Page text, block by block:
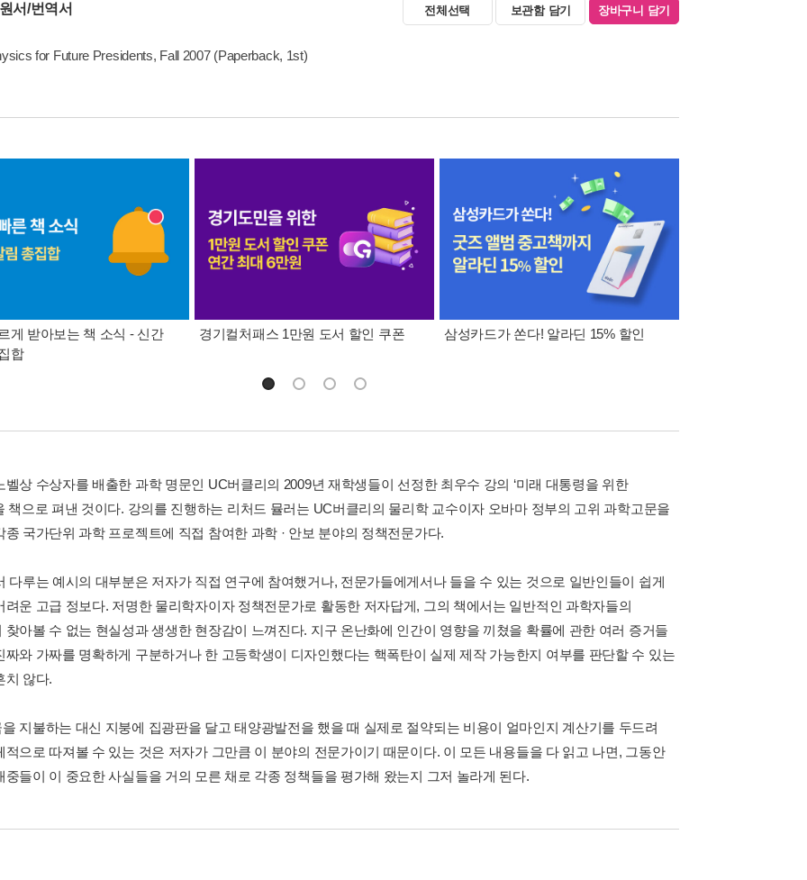
서/번역서 전체선택 보관함 담기 장바구니 담기
for Future Presidents, Fall 2007 (Paperback, 1st)
게 받아보는 책 소식 - 신간
합
경기컬처패스 1만원 도서 할인 쿠폰 삼성카드가 쏜다! 알라딘 15% 할인
벨상 수상자를 배출한 과학 명문인 UC버클리의 2009년 재학생들이 선정한 최우수 강의 ‘미래 대통령을 위한
책으로 펴낸 것이다. 강의를 진행하는 리처드 뮬러는 UC버클리의 물리학 교수이자 오바마 정부의 고위 과학고문을
종 국가단위 과학 프로젝트에 직접 참여한 과학 · 안보 분야의 정책전문가다.
다루는 예시의 대부분은 저자가 직접 연구에 참여했거나, 전문가들에게서나 들을 수 있는 것으로 일반인들이 쉽게
려운 고급 정보다. 저명한 물리학자이자 정책전문가로 활동한 저자답게, 그의 책에서는 일반적인 과학자들의
찾아볼 수 없는 현실성과 생생한 현장감이 느껴진다. 지구 온난화에 인간이 영향을 끼쳤을 확률에 관한 여러 증거들
짜와 가짜를 명확하게 구분하거나 한 고등학생이 디자인했다는 핵폭탄이 실제 제작 가능한지 여부를 판단할 수 있는
치 않다.
지불하는 대신 지붕에 집광판을 달고 태양광발전을 했을 때 실제로 절약되는 비용이 얼마인지 계산기를 두드려
적으로 따져볼 수 있는 것은 저자가 그만큼 이 분야의 전문가이기 때문이다. 이 모든 내용들을 다 읽고 나면, 그동안
중들이 이 중요한 사실들을 거의 모른 채로 각종 정책들을 평가해 왔는지 그저 놀라게 된다.